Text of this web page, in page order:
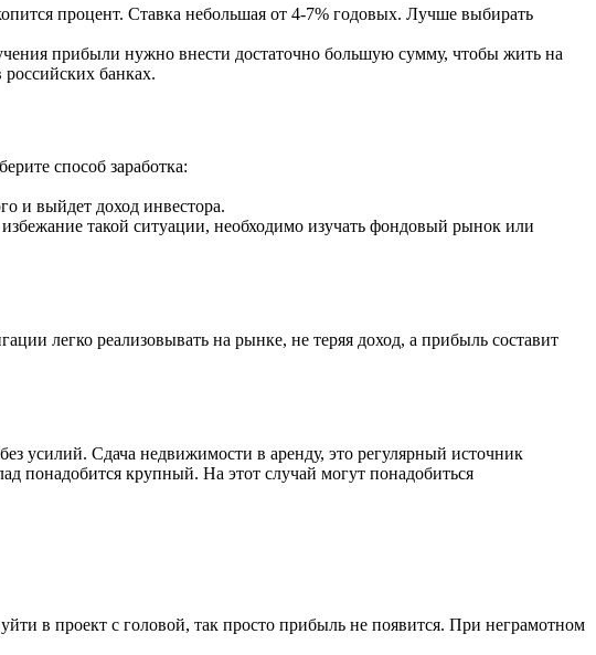
процент. Ставка небольшая от 4-7% годовых. Лучше выбирать
прибыли нужно внести достаточно большую сумму, чтобы жить на
банках.
способ заработка:
и выйдет доход инвестора.
такой ситуации, необходимо изучать фондовый рынок или
легко реализовывать на рынке, не теряя доход, а прибыль составит
усилий. Сдача недвижимости в аренду, это регулярный источник
понадобится крупный. На этот случай могут понадобиться
в проект с головой, так просто прибыль не появится. При неграмотном